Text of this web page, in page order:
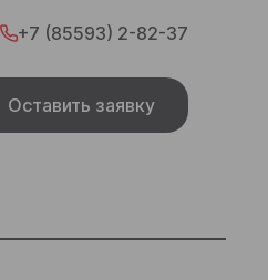
+7 (85593) 2-82-37
Оставить заявку